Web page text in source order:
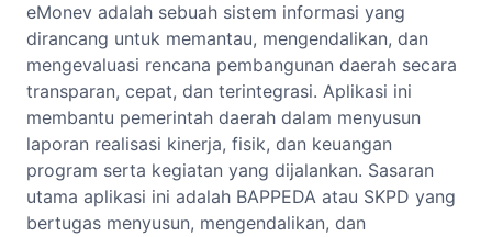
eMonev adalah sebuah sistem informasi yang
dirancang untuk memantau, mengendalikan, dan
mengevaluasi rencana pembangunan daerah secara
transparan, cepat, dan terintegrasi. Aplikasi ini
membantu pemerintah daerah dalam menyusun
laporan realisasi kinerja, fisik, dan keuangan
program serta kegiatan yang dijalankan. Sasaran
utama aplikasi ini adalah BAPPEDA atau SKPD yang
bertugas menyusun, mengendalikan, dan